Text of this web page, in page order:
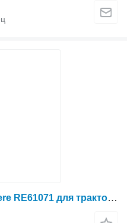
Маслоохладитель John Deere RE61071 для трактора колесного John Deere 8100, 8200, 8300, 8400